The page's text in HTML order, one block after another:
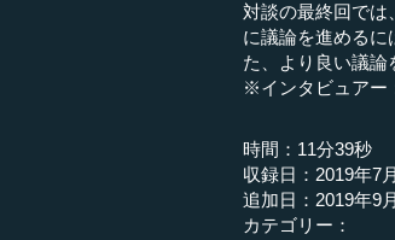
対談の最終回では
に議論を進めるに
た、より良い議論
※インタビュアー
時間：11分39秒
収録日：2019年7
追加日：2019年9
カテゴリー：